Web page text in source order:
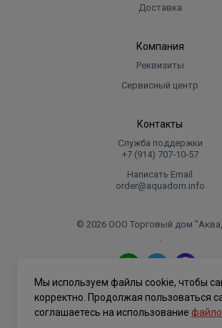
Доставка
Компания
Реквизиты
Сервисный центр
Контакты
Служба поддержки
+7 (914) 707‑10‑57
Написать Email
order@aquadom.info
© 2026 ООО Торговый дом
.
Политика
Мы используем файлы cookie, чтобы
корректно. Продолжая пользоваться
соглашаетесь на использование